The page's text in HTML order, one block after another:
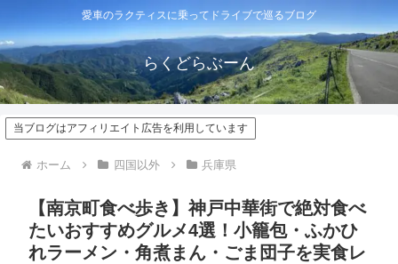
愛車のラクティスに乗ってドライブで巡るブログ
らくどらぶーん
当ブログはアフィリエイト広告を利用しています
ホーム 四国以外 兵庫県
【南京町食べ歩き】神戸中華街で絶対食べ
たいおすすめグルメ4選！小籠包・ふかひ
れラーメン・角煮まん・ごま団子を実食レ